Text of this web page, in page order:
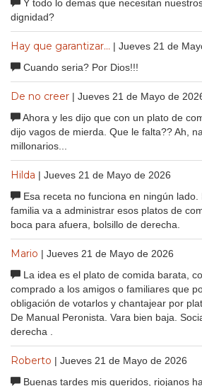
Y todo lo demas que necesitan
dignidad?
Hay que garantizar... | Jueves 21 de
Cuando seria? Por Dios!!!
De no creer | Jueves 21 de Mayo de
Ahora y les dijo que con un plato de
dijo vagos de mierda. Que le falta?? Ah,
millonarios...
Hilda | Jueves 21 de Mayo de 2026
Esa receta no funciona en ningún
familia va a administrar esos platos de
boca para afuera, bolsillo de derecha.
Mario | Jueves 21 de Mayo de 2026
La idea es el plato de comida barata,
comprado a los amigos o familiares que
obligación de votarlos y chantajear por
De Manual Peronista. Vara bien baja.
derecha .
Roberto | Jueves 21 de Mayo de 2026
Buenas tardes mis queridos, riojanos